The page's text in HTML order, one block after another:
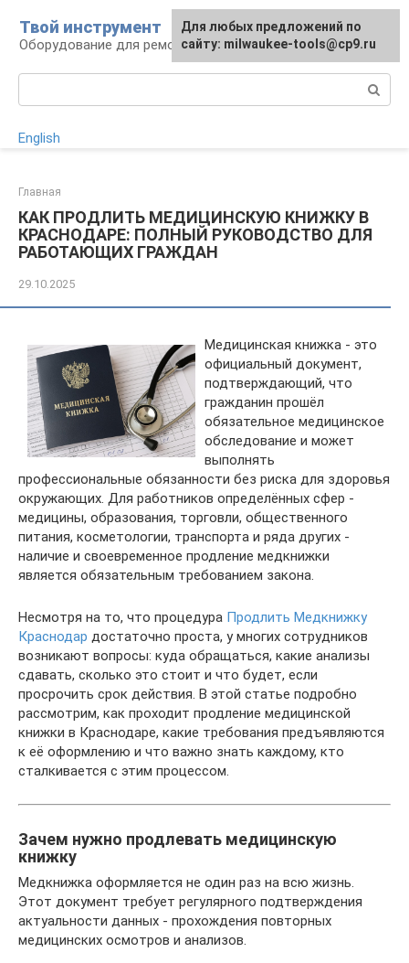
контенту
Твой инструмент
Оборудование для ремонтных работ
English
Главная
КАК ПРОДЛИТЬ МЕДИЦИНСКУЮ КНИЖКУ В
КРАСНОДАРЕ: ПОЛНЫЙ РУКОВОДСТВО ДЛЯ
РАБОТАЮЩИХ ГРАЖДАН
29.10.2025
Медицинская книжка - это
официальный документ,
подтверждающий, что
гражданин прошёл
обязательное медицинское
обследование и может
выполнять
профессиональные обязанности без риска для здоровья
окружающих. Для работников определённых сфер -
медицины, образования, торговли, общественного
питания, косметологии, транспорта и ряда других -
наличие и своевременное продление медкнижки
является обязательным требованием закона.
Несмотря на то, что процедура Продлить Медкнижку
Краснодар достаточно проста, у многих сотрудников
возникают вопросы: куда обращаться, какие анализы
сдавать, сколько это стоит и что будет, если
просрочить срок действия. В этой статье подробно
рассмотрим, как проходит продление медицинской
книжки в Краснодаре, какие требования предъявляются
к её оформлению и что важно знать каждому, кто
сталкивается с этим процессом.
Зачем нужно продлевать медицинскую
книжку
Медкнижка оформляется не один раз на всю жизнь.
Этот документ требует регулярного подтверждения
актуальности данных - прохождения повторных
медицинских осмотров и анализов.
Для любых предложений по
сайту: milwaukee-tools@cp9.ru